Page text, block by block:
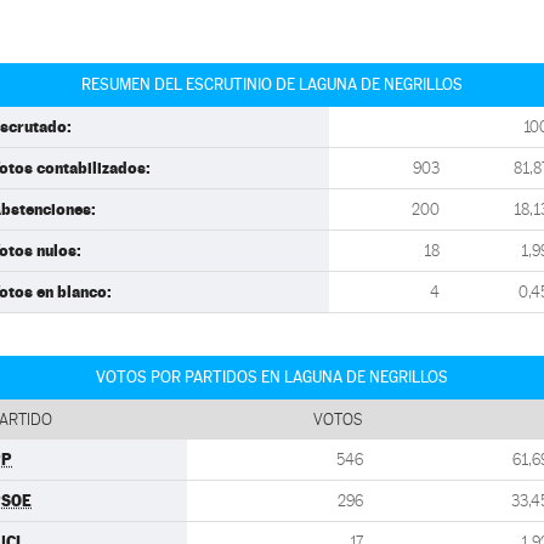
RESUMEN DEL ESCRUTINIO DE LAGUNA DE NEGRILLOS
contabilizados: 903
200
nulos: 18
en blanco: 4
VOTOS POR PARTIDOS EN LAGUNA DE NEGRILLOS
VOTOS
546
296